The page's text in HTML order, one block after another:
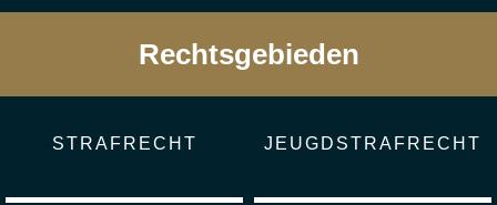
Rechtsgebieden
STRAFRECHT JEUGDSTRAFRECHT